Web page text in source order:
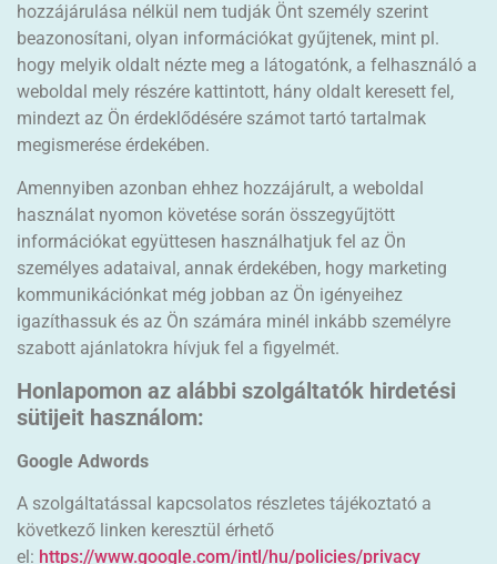
hozzájárulása nélkül nem tudják Önt személy szerint
beazonosítani, olyan információkat gyűjtenek, mint pl.
hogy melyik oldalt nézte meg a látogatónk, a felhasználó a
weboldal mely részére kattintott, hány oldalt keresett fel,
mindezt az Ön érdeklődésére számot tartó tartalmak
megismerése érdekében.
Amennyiben azonban ehhez hozzájárult, a weboldal
használat nyomon követése során összegyűjtött
információkat együttesen használhatjuk fel az Ön
személyes adataival, annak érdekében, hogy marketing
kommunikációnkat még jobban az Ön igényeihez
igazíthassuk és az Ön számára minél inkább személyre
szabott ajánlatokra hívjuk fel a figyelmét.
Honlapomon az alábbi szolgáltatók hirdetési
sütijeit használom:
Google Adwords
A szolgáltatással kapcsolatos részletes tájékoztató a
következő linken keresztül érhető
el: https://www.google.com/intl/hu/policies/privacy